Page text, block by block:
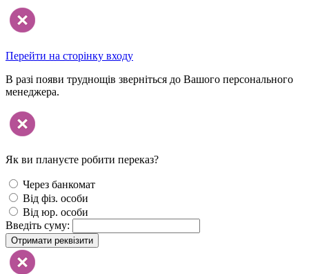
Перейти на сторінку входу
В разі появи труднощів зверніться до Вашого персонального
менеджера.
Як ви плануєте робити переказ?
Через банкомат
Від фіз. особи
Від юр. особи
Введіть суму:
Отримати реквізити